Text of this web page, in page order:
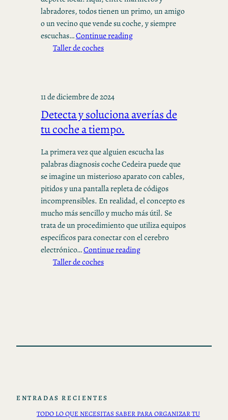
labradores, todos tienen un primo, un amigo
o un vecino que vende su coche, y siempre
escuchas…Continue reading
Taller de coches
11 de diciembre de 2024
Detecta y soluciona averías de
tu coche a tiempo.
La primera vez que alguien escucha las
palabras diagnosis coche Cedeira puede que
se imagine un misterioso aparato con cables,
pitidos y una pantalla repleta de códigos
incomprensibles. En realidad, el concepto es
mucho más sencillo y mucho más útil. Se
trata de un procedimiento que utiliza equipos
específicos para conectar con el cerebro
electrónico…Continue reading
Taller de coches
ENTRADAS RECIENTES
TODO LO QUE NECESITAS SABER PARA ORGANIZAR TU